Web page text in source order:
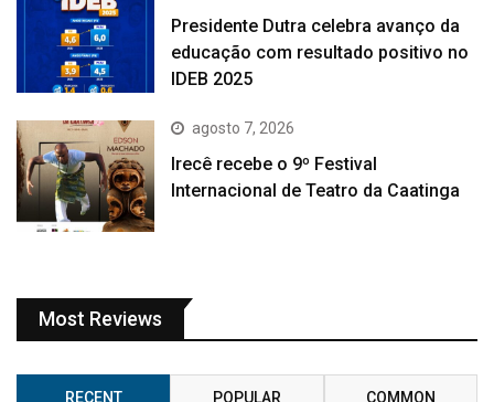
Presidente Dutra celebra avanço da
educação com resultado positivo no
IDEB 2025
agosto 7, 2026
Irecê recebe o 9º Festival
Internacional de Teatro da Caatinga
Most Reviews
RECENT POPULAR COMMON